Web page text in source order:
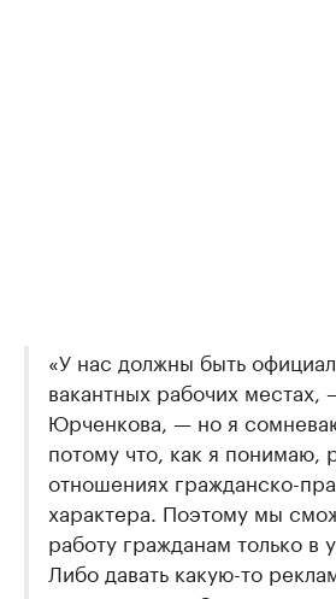
«У нас должны быть
вакантных рабочих местах,
Юрченкова, — но я
потому что, как я понимаю,
отношениях гражданско-
характера. Поэтому мы
работу гражданам только в
Либо давать какую-то